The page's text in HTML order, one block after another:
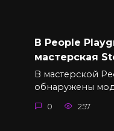
В People
мастерская
В мастерской
обнаружены
0 257